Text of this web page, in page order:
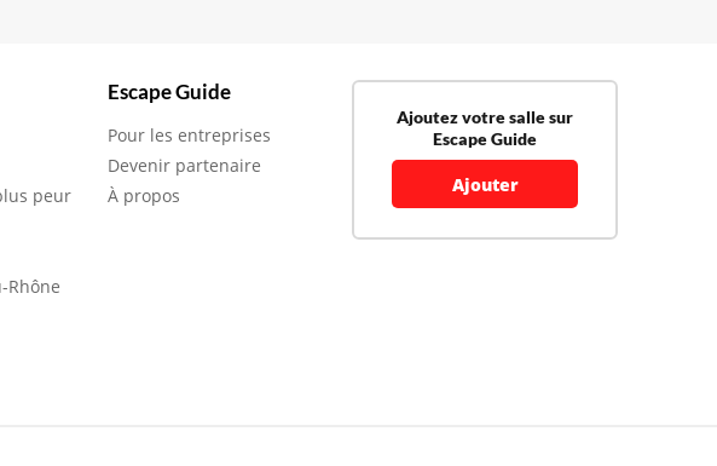
peur
Rhône
Escape Guide
Pour les entreprises
Devenir partenaire
À propos
Ajoutez votre salle sur
Escape Guide
Ajouter